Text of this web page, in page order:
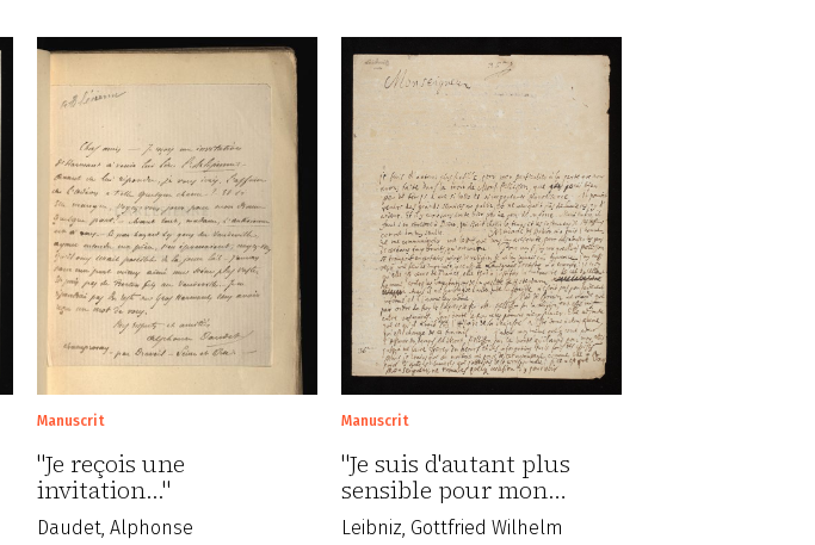
Manuscrit
"Je reçois une
invitation..."
Daudet, Alphonse
Manuscrit
"Je suis d'autant plus
sensible pour mon…
Leibniz, Gottfried Wilhelm